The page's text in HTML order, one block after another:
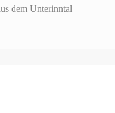
dem Unterinntal